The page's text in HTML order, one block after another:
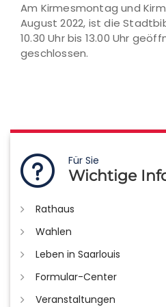
Am Kirmesmontag und
August 2022, ist die
10.30 Uhr bis 13.00 Uhr
geschlossen.
Für Sie
Wichtige
Rathaus
Wahlen
Leben in Saarlouis
Formular-Center
Veranstaltungen